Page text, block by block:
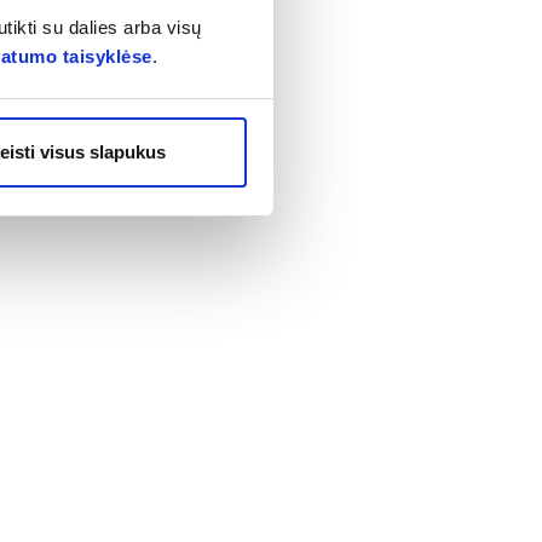
su dalies arba visų
taisyklėse.
visus slapukus
-20%,
nuolaidos ar